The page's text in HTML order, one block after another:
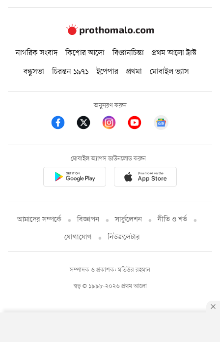
নাগরিক সংবাদ কিশোর আলো বিজ্ঞানচিন্তা
প্রথম আলো ট্রাস্ট
বন্ধুসভা
চিরন্তন ১৯৭১ ইপেপার প্রথমা মোবাইল ভ্যাস
অনুসরণ করুন
মোবাইল অ্যাপস ডাউনলোড করুন
আমাদের সম্পর্কে বিজ্ঞাপন সার্কুলেশন
নীতি ও শর্ত
যোগাযোগ
নিউজলেটার
স্বত্ব © ১৯৯৮-২০২৬ প্রথম আলো
সম্পাদক ও প্রকাশক: মতিউর রহমান